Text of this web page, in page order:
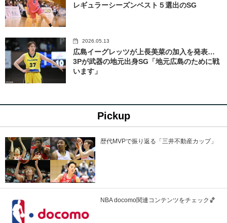
レギュラーシーズンベスト５選出のSG
2026.05.13
広島イーグレッツが上長美菜の加入を発表…
3Pが武器の地元出身SG「地元広島のために戦
います」
Pickup
歴代MVPで振り返る「三井不動産カップ」
NBA docomo関連コンテンツをチェック🏀